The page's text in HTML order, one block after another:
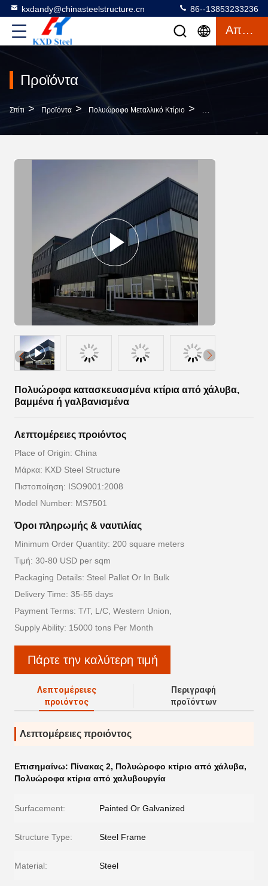
kxdandy@chinasteelstructure.cn 86--13853233236
Απόσπασμα
Προϊόντα
Σπίτι > Προϊόντα > Πολυώροφο Μεταλλικό Κτίριο > Πολυώροφα
Πολυώροφα κατασκευασμένα κτίρια από χάλυβα,
βαμμένα ή γαλβανισμένα
Λεπτομέρειες προιόντος
Place of Origin: China
Μάρκα: KXD Steel Structure
Πιστοποίηση: ISO9001:2008
Model Number: MS7501
Όροι πληρωμής & ναυτιλίας
Minimum Order Quantity: 200 square meters
Τιμή: 30-80 USD per sqm
Packaging Details: Steel Pallet Or In Bulk
Delivery Time: 35-55 days
Payment Terms: T/T, L/C, Western Union,
Supply Ability: 15000 tons Per Month
Πάρτε την καλύτερη τιμή
Λεπτομέρειες
προιόντος
Περιγραφή
προϊόντων
Λεπτομέρειες προιόντος
Επισημαίνω: Πίνακας 2, Πολυώροφο κτίριο από χάλυβα,
Πολυώροφα κτίρια από χαλυβουργία
Surfacement: Painted Or Galvanized
Structure Type: Steel Frame
Material: Steel